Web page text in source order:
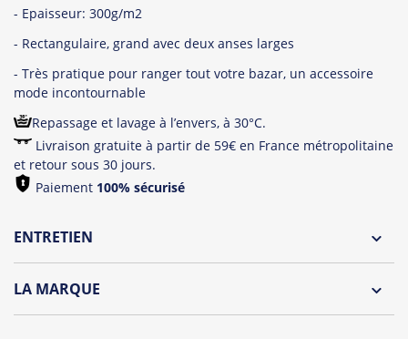
- Epaisseur: 300g/m2
- Rectangulaire, grand avec deux anses larges
- Très pratique pour ranger tout votre bazar, un accessoire
mode incontournable
Repassage et lavage à l’envers, à 30°C.
Livraison gratuite à partir de 59€ en France métropolitaine
et retour sous 30 jours.
Paiement 100% sécurisé
ENTRETIEN
LA MARQUE